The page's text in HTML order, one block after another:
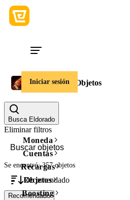
Iniciar sesión
Busca Eldorado
Moneda
Cuentas
Recargas
Objetos
Boosting
Broken Blade Objetos
Precio
Eliminar filtros
Se encontró: 357 objetos
Recomendado
Recomendado